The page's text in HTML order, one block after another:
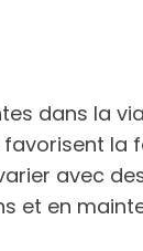
dans la
avec
et en